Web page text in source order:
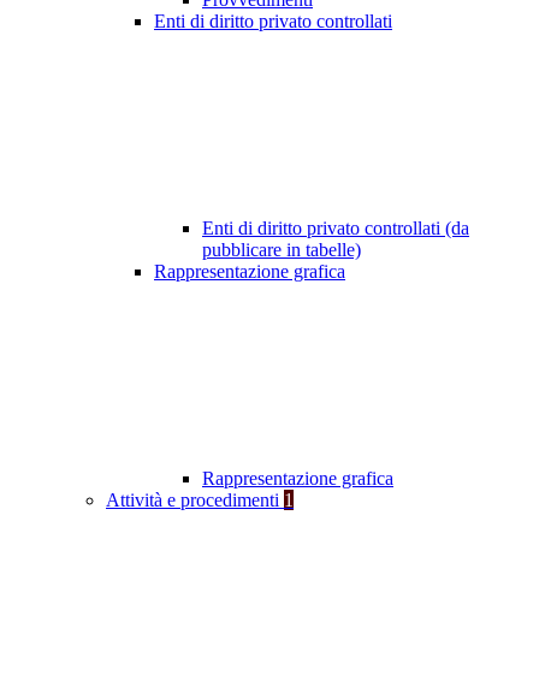
Enti di diritto privato controllati
Enti di diritto privato controllati (da
pubblicare in tabelle)
Rappresentazione grafica
Rappresentazione grafica
Attività e procedimenti 1